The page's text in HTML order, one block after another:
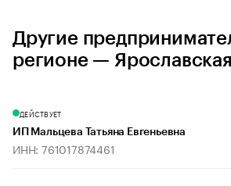
Другие
регионе —
ДЕЙСТВУЕТ
ИП Мальцева Татьяна Евгеньевна
ИНН: 761017874461